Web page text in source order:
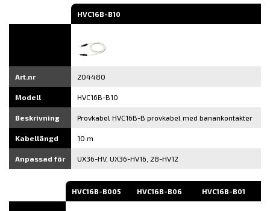
HVC16B-B10
Art.nr 204480
Modell HVC16B-B10
Beskrivning Provkabel HVC16B-B provkabel med banankontakter
Kabellängd 10 m
Anpassad för UX36-HV, UX36-HV16, 28-HV12
HVC16B-B005 HVC16B-B06 HVC16B-B01